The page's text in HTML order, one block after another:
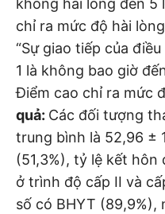
không hài lòng đến 5
chỉ ra mức độ hài
“Sự giao tiếp của
1 là không bao giờ
Điểm cao chỉ ra mức
quả: Các đối tượng
trung bình là 52,96 ±
(51,3%), tỷ lệ kết
ở trình độ cấp II và
số có BHYT (89,9%),